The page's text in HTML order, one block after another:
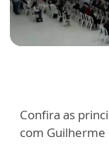
Confira as
com Guilherme